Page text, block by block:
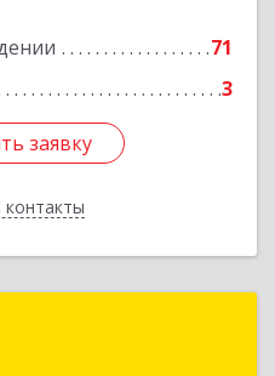
71
3
заявку
контакты
заявку